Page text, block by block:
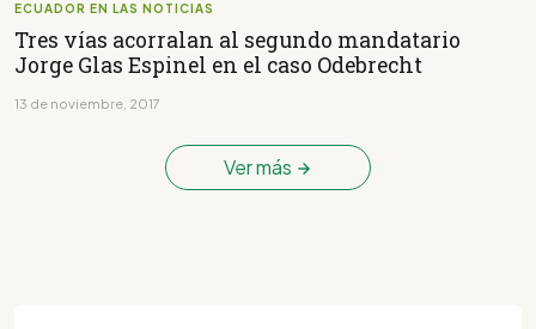
ECUADOR EN LAS NOTICIAS
Tres vías acorralan al segundo mandatario
Jorge Glas Espinel en el caso Odebrecht
13 de noviembre, 2017
Ver más